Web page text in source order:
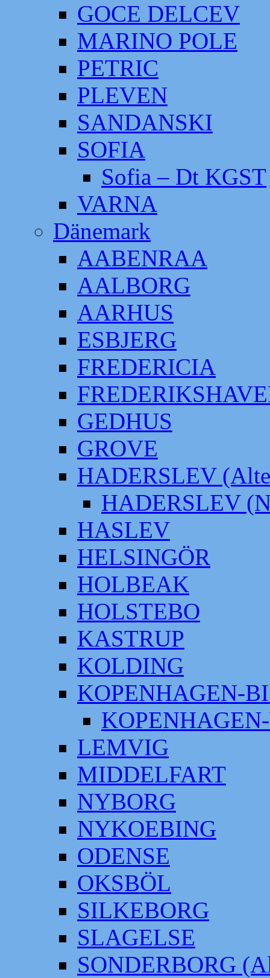
GOCE DELCEV
MARINO POLE
PETRIC
PLEVEN
SANDANSKI
SOFIA
Sofia – Dt KGST
VARNA
Dänemark
AABENRAA
AALBORG
AARHUS
ESBJERG
FREDERICIA
GEDHUS
GROVE
HADERSLEV
HADERSLEV
HASLEV
HELSINGÖR
HOLBEAK
HOLSTEBO
KASTRUP
KOLDING
KOPENHAGEN-
LEMVIG
MIDDELFART
NYBORG
NYKOEBING
ODENSE
OKSBÖL
SILKEBORG
SLAGELSE
SONDERBORG